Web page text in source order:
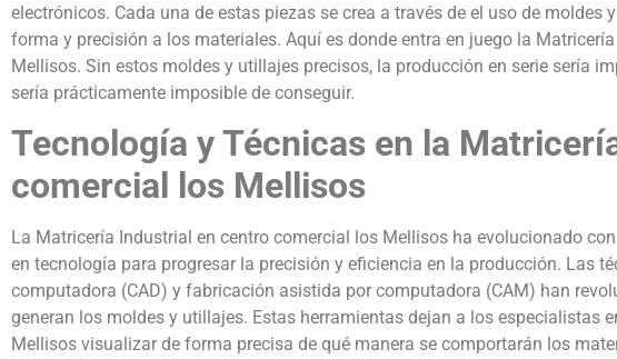
electrónicos. Cada una de estas piezas se crea a través de el uso de moldes
forma y precisión a los materiales. Aquí es donde entra en juego la
Mellisos. Sin estos moldes y utillajes precisos, la producción en serie sería
sería prácticamente imposible de conseguir.
Tecnología y Técnicas en la
comercial los Mellisos
La Matricería Industrial en centro comercial los Mellisos ha evolucionado
en tecnología para progresar la precisión y eficiencia en la producción. Las
computadora (CAD) y fabricación asistida por computadora (CAM) han
generan los moldes y utillajes. Estas herramientas dejan a los especialistas
Mellisos visualizar de forma precisa de qué manera se comportarán los